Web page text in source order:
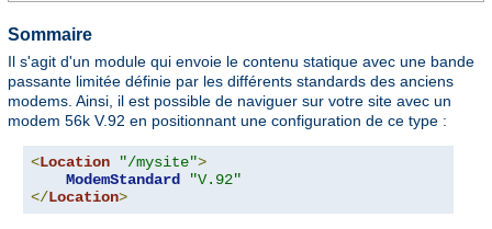
Sommaire
Il s'agit d'un module qui envoie le contenu statique avec une bande
passante limitée définie par les différents standards des anciens
modems. Ainsi, il est possible de naviguer sur votre site avec un
modem 56k V.92 en positionnant une configuration de ce type :
<Location "/mysite">
ModemStandard
"V.92"
</Location>